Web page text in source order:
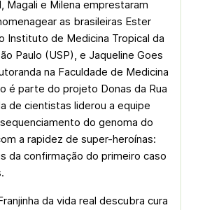
Magali e Milena emprestaram
as brasileiras Ester
Instituto de Medicina Tropical da
Paulo (USP), e Jaqueline Goes
na Faculdade de Medicina
é parte do projeto Donas da Rua
de cientistas liderou a equipe
do genoma do
a rapidez de super-heroínas:
da confirmação do primeiro caso
da vida real descubra cura